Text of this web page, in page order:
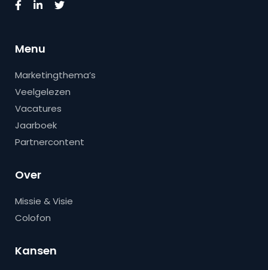
Menu
Marketingthema’s
Veelgelezen
Vacatures
Jaarboek
Partnercontent
Over
Missie & Visie
Colofon
Kansen